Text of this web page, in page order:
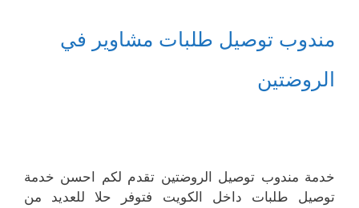
مندوب توصيل طلبات مشاوير في
الروضتين
خدمة مندوب توصيل الروضتين تقدم لكم احسن خدمة
توصيل طلبات داخل الكويت فتوفر حلا للعديد من